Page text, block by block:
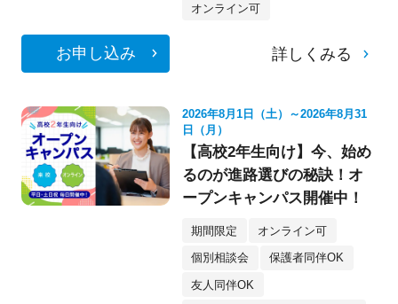
オンライン可
お申し込み 詳しくみる
2026年8月1日（土）～2026年8月31
日（月）
【高校2年生向け】今、始め
るのが進路選びの秘訣！オ
ープンキャンパス開催中！
期間限定 オンライン可
個別相談会 保護者同伴OK
友人同伴OK